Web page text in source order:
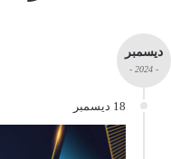
ديسمبر
- 2024 -
18 ديسمبر